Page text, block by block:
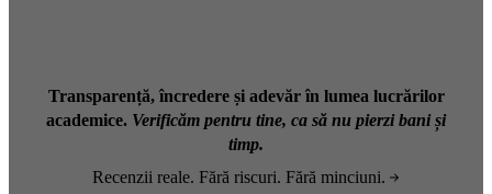
Transparență, încredere și adevăr în lumea lucrărilor
academice. Verificăm pentru tine, ca să nu pierzi bani și
timp.
Recenzii reale. Fără riscuri. Fără minciuni.